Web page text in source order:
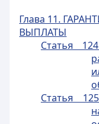
Глава 11.
ВЫПЛАТЫ
Статья
Статья